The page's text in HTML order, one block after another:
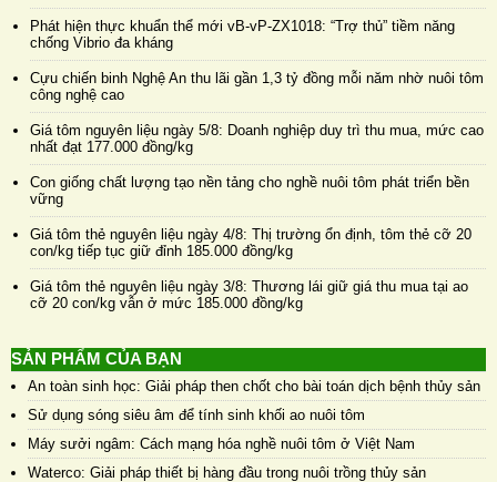
Phát hiện thực khuẩn thể mới vB-vP-ZX1018: “Trợ thủ” tiềm năng
chống Vibrio đa kháng
Cựu chiến binh Nghệ An thu lãi gần 1,3 tỷ đồng mỗi năm nhờ nuôi tôm
công nghệ cao
Giá tôm nguyên liệu ngày 5/8: Doanh nghiệp duy trì thu mua, mức cao
nhất đạt 177.000 đồng/kg
Con giống chất lượng tạo nền tảng cho nghề nuôi tôm phát triển bền
vững
Giá tôm thẻ nguyên liệu ngày 4/8: Thị trường ổn định, tôm thẻ cỡ 20
con/kg tiếp tục giữ đỉnh 185.000 đồng/kg
Giá tôm thẻ nguyên liệu ngày 3/8: Thương lái giữ giá thu mua tại ao
cỡ 20 con/kg vẫn ở mức 185.000 đồng/kg
SẢN PHẨM CỦA BẠN
An toàn sinh học: Giải pháp then chốt cho bài toán dịch bệnh thủy sản
Sử dụng sóng siêu âm để tính sinh khối ao nuôi tôm
Máy sưởi ngâm: Cách mạng hóa nghề nuôi tôm ở Việt Nam
Waterco: Giải pháp thiết bị hàng đầu trong nuôi trồng thủy sản